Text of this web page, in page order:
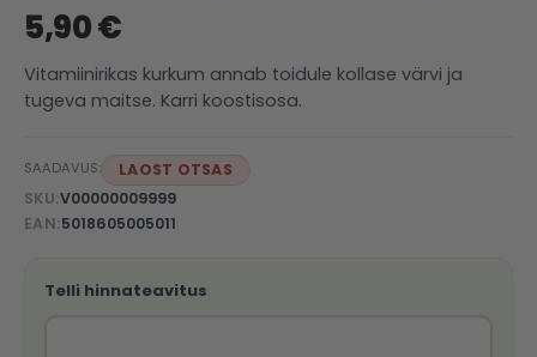
5,90 €
Vitamiinirikas kurkum annab toidule kollase värvi ja
tugeva maitse. Karri koostisosa.
SAADAVUS:
LAOST OTSAS
SKU V00000009999
EAN 5018605005011
Telli hinnateavitus